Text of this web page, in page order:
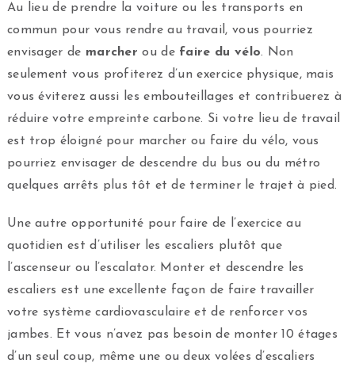
Au lieu de prendre la voiture ou les transports en
commun pour vous rendre au travail, vous pourriez
envisager de marcher ou de faire du vélo. Non
seulement vous profiterez d’un exercice physique, mais
vous éviterez aussi les embouteillages et contribuerez à
réduire votre empreinte carbone. Si votre lieu de travail
est trop éloigné pour marcher ou faire du vélo, vous
pourriez envisager de descendre du bus ou du métro
quelques arrêts plus tôt et de terminer le trajet à pied.
Une autre opportunité pour faire de l’exercice au
quotidien est d’utiliser les escaliers plutôt que
l’ascenseur ou l’escalator. Monter et descendre les
escaliers est une excellente façon de faire travailler
votre système cardiovasculaire et de renforcer vos
jambes. Et vous n’avez pas besoin de monter 10 étages
d’un seul coup, même une ou deux volées d’escaliers